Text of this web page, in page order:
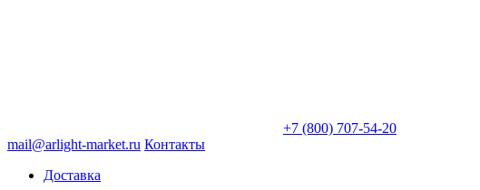
+7 (800) 707-54-20
mail@arlight-market.ru Контакты
Доставка